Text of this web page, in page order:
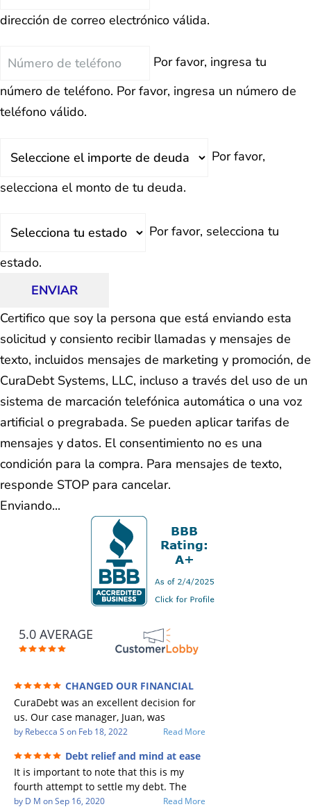
dirección de correo electrónico válida.
Teléfono
Por favor, ingresa tu
número de teléfono. Por favor, ingresa un número de
teléfono válido.
Por favor,
selecciona el monto de tu deuda.
Por favor, selecciona tu
estado.
ENVIAR
Certifico que soy la persona que está enviando esta
solicitud y consiento recibir llamadas y mensajes de
texto, incluidos mensajes de marketing y promoción, de
CuraDebt Systems, LLC, incluso a través del uso de un
sistema de marcación telefónica automática o una voz
artificial o pregrabada. Se pueden aplicar tarifas de
mensajes y datos. El consentimiento no es una
condición para la compra. Para mensajes de texto,
responde STOP para cancelar.
Enviando...
5.0 AVERAGE
CHANGED OUR FINANCIAL
FUTURE (credit 200 Points / 90 K in debt
GONE)
CuraDebt was an excellent decision for
us. Our case manager, Juan, was
incredible to work with. He and Julio
Every communication was quickly
responded to and all of our questions
were answered. We were able to clear
up in excess of 90 K in debt in a few
by Rebecca S on Feb 18, 2022 Read More
Debt relief and mind at ease
It is important to note that this is my
fourth attempt to settle my debt. The
first debt settlement company gave me
by D M onSep 16, 2020 Read More